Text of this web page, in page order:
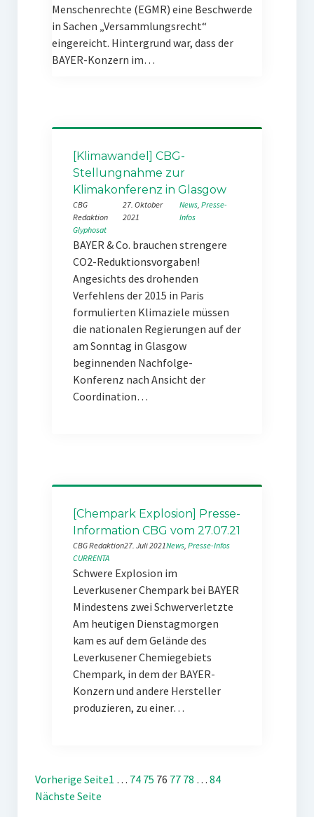
Menschenrechte (EGMR) eine Beschwerde
in Sachen „Versammlungsrecht“
eingereicht. Hintergrund war, dass der
BAYER-Konzern im…
[Klimawandel] CBG-
Stellungnahme zur
Klimakonferenz in Glasgow
CBG
Redaktion
27. Oktober
2021
News, Presse-
Infos
Glyphosat
BAYER & Co. brauchen strengere
CO2-Reduktionsvorgaben!
Angesichts des drohenden
Verfehlens der 2015 in Paris
formulierten Klimaziele müssen
die nationalen Regierungen auf der
am Sonntag in Glasgow
beginnenden Nachfolge-
Konferenz nach Ansicht der
Coordination…
[Chempark Explosion] Presse-
Information CBG vom 27.07.21
CBG Redaktion27. Juli 2021News, Presse-Infos
CURRENTA
Schwere Explosion im
Leverkusener Chempark bei BAYER
Mindestens zwei Schwerverletzte
Am heutigen Dienstagmorgen
kam es auf dem Gelände des
Leverkusener Chemiegebiets
Chempark, in dem der BAYER-
Konzern und andere Hersteller
produzieren, zu einer…
Vorherige Seite1 … 74 75 76 77 78 … 84
Nächste Seite